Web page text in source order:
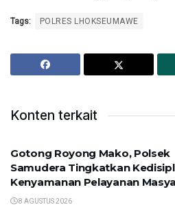
Tags: POLRES LHOKSEUMAWE
Konten terkait
Gotong Royong Mako, Polsek
Samudera Tingkatkan
Kenyamanan Pelayanan
8 AGUSTUS 2026